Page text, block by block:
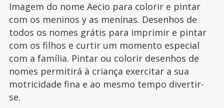
Imagem do nome Aecio para colorir e pintar
com os meninos y as meninas. Desenhos de
todos os nomes grátis para imprimir e pintar
com os filhos e curtir um momento especial
com a família. Pintar ou colorir desenhos de
nomes permitirá à criança exercitar a sua
motricidade fina e ao mesmo tempo divertir-
se.